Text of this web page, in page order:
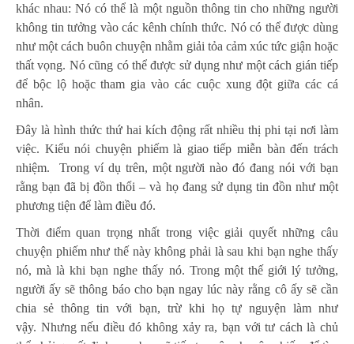
khác nhau: Nó có thể là một nguồn thông tin cho những người
không tin tưởng vào các kênh chính thức. Nó có thể được dùng
như một cách buôn chuyện nhằm giải tỏa cảm xúc tức giận hoặc
thất vọng. Nó cũng có thể được sử dụng như một cách gián tiếp
để bộc lộ hoặc tham gia vào các cuộc xung đột giữa các cá
nhân.
Đây là hình thức thứ hai kích động rất nhiều thị phi tại nơi làm
việc. Kiểu nói chuyện phiếm là giao tiếp miễn bàn đến trách
nhiệm. Trong ví dụ trên, một người nào đó đang nói với bạn
rằng bạn đã bị đồn thổi – và họ đang sử dụng tin đồn như một
phương tiện để làm điều đó.
Thời điểm quan trọng nhất trong việc giải quyết những câu
chuyện phiếm như thế này không phải là sau khi bạn nghe thấy
nó, mà là khi bạn nghe thấy nó. Trong một thế giới lý tưởng,
người ấy sẽ thông báo cho bạn ngay lúc này rằng cô ấy sẽ cần
chia sẻ thông tin với bạn, trừ khi họ tự nguyện làm như
vậy. Nhưng nếu điều đó không xảy ra, bạn với tư cách là chủ